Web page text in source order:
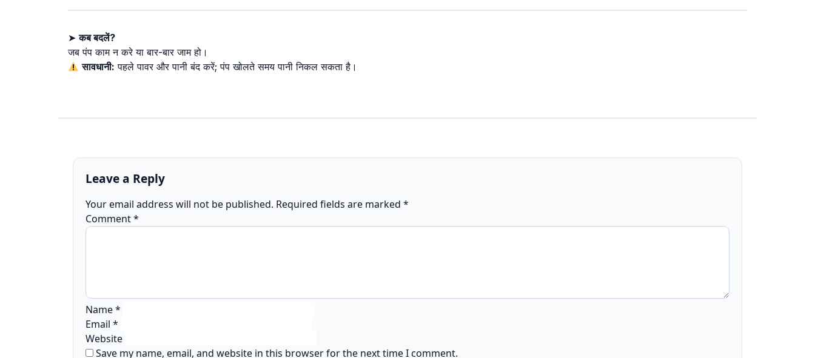
➤कब बदलें?
जब पंप काम न करे या बार-बार जाम हो।
सावधानी: पहले पावर और पानी बंद करें; पंप खोलते समय पानी निकल सकता है।
Leave a Reply
Your email address will not be published. Required fields are marked *
Comment*
Name*
Email *
Website
Save my name, email, and website in this browser for the next time I comment.